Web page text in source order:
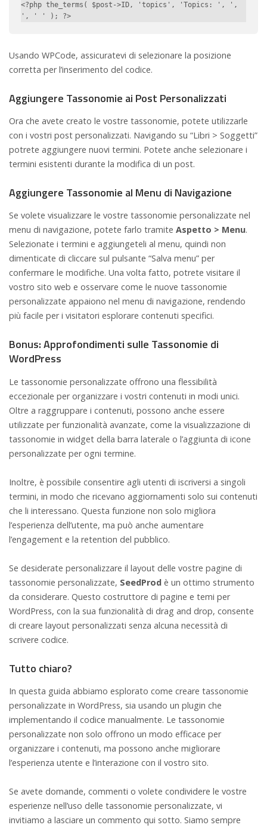
<?php the_terms( $post->ID, 'topics', 'Topics: ', ',
', ' ' ); ?>
Usando WPCode, assicuratevi di selezionare la posizione
corretta per l’inserimento del codice.
Aggiungere Tassonomie ai Post Personalizzati
Ora che avete creato le vostre tassonomie, potete utilizzarle
con i vostri post personalizzati. Navigando su “Libri > Soggetti”
potrete aggiungere nuovi termini. Potete anche selezionare i
termini esistenti durante la modifica di un post.
Aggiungere Tassonomie al Menu di Navigazione
Se volete visualizzare le vostre tassonomie personalizzate nel
menu di navigazione, potete farlo tramite Aspetto > Menu.
Selezionate i termini e aggiungeteli al menu, quindi non
dimenticate di cliccare sul pulsante “Salva menu” per
confermare le modifiche. Una volta fatto, potrete visitare il
vostro sito web e osservare come le nuove tassonomie
personalizzate appaiono nel menu di navigazione, rendendo
più facile per i visitatori esplorare contenuti specifici.
Bonus: Approfondimenti sulle Tassonomie di
WordPress
Le tassonomie personalizzate offrono una flessibilità
eccezionale per organizzare i vostri contenuti in modi unici.
Oltre a raggruppare i contenuti, possono anche essere
utilizzate per funzionalità avanzate, come la visualizzazione di
tassonomie in widget della barra laterale o l’aggiunta di icone
personalizzate per ogni termine.
Inoltre, è possibile consentire agli utenti di iscriversi a singoli
termini, in modo che ricevano aggiornamenti solo sui contenuti
che li interessano. Questa funzione non solo migliora
l’esperienza dell’utente, ma può anche aumentare
l’engagement e la retention del pubblico.
Se desiderate personalizzare il layout delle vostre pagine di
tassonomie personalizzate, SeedProd è un ottimo strumento
da considerare. Questo costruttore di pagine e temi per
WordPress, con la sua funzionalità di drag and drop, consente
di creare layout personalizzati senza alcuna necessità di
scrivere codice.
Tutto chiaro?
In questa guida abbiamo esplorato come creare tassonomie
personalizzate in WordPress, sia usando un plugin che
implementando il codice manualmente. Le tassonomie
personalizzate non solo offrono un modo efficace per
organizzare i contenuti, ma possono anche migliorare
l’esperienza utente e l’interazione con il vostro sito.
Se avete domande, commenti o volete condividere le vostre
esperienze nell’uso delle tassonomie personalizzate, vi
invitiamo a lasciare un commento qui sotto. Siamo sempre